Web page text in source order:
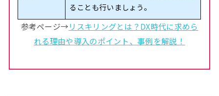
ることも行いましょう。
参考ページ→リスキリングとは？DX時代に求めら
れる理由や導入のポイント、事例を解説！